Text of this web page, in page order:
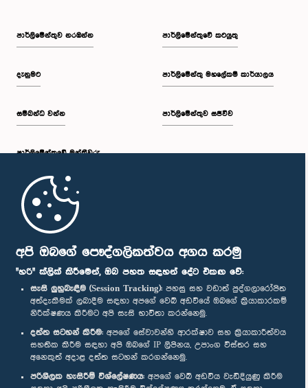
අපි ඔබගේ පෞද්ගලිකත්වය අගය කරමු
"හරි" ක්ලික් කිරීමෙන්, ඔබ පහත සඳහන් දේට එකඟ වේ:
සැසි ලුහුබැඳීම (Session Tracking): පහසු සහ වඩාත් පුද්ගලාරෝපිත
අත්දැකීමක් ලබාදීම සඳහා අපගේ වෙබ් අඩවියේ ඔබගේ ක්‍රියාකාරකම්
නිරීක්ෂණය කිරීමට අපි සැසි භාවිතා කරන්නෙමු.
දත්ත සටහන් කිරීම: අපගේ සේවාවන්හි ආරක්ෂාව සහ ක්‍රියාකාරීත්වය
සහතික කිරීම සඳහා අපි ඔබගේ IP ලිපිනය, උපාංග විස්තර සහ
අනෙකුත් අදාළ දත්ත සටහන් කරගන්නෙමු.
පරිශීලක හැසිරීම් විශ්ලේෂණය: අපගේ වෙබ් අඩවිය වැඩිදියුණු කිරීම
පාර්ලි‌මේන්තුව නරඹන්න
දැනුමට
සම්බන්ධ වන්න
පාර්ලි‌මේන්තුවේ මන්ත්‍රීවරු
මුල් පිටුව
පාර්ලිමේන්තුවේ කටයුතු
පාර්ලිමේන්තු මහලේකම් කාර්යාලය
පාර්ලිමේන්තුව සජීවීව
පාර්ලිමේන්තු ජංගම යෙදුම
අප හා සම්බන්ධ වී සිටින්න :
සම්මාන